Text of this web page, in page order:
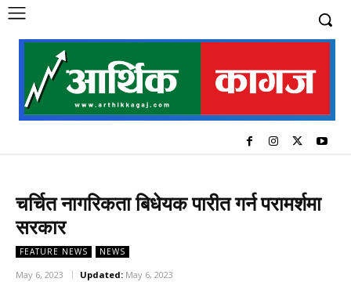
चर्चित नागरिकता बिधेयक पारीत गर्न परामर्शमा
सरकार
FEATURE NEWS NEWS
May 6, 2023 Updated: May 6, 2023